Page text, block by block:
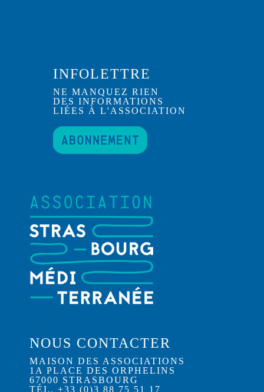
INFOLETTRE
NE MANQUEZ RIEN
DES INFORMATIONS
LIÉES À L'ASSOCIATION
NOUS CONTACTER
MAISON DES ASSOCIATIONS
1A PLACE DES ORPHELINS
67000 STRASBOURG
TÉL. +33 (0)3 88 75 51 17